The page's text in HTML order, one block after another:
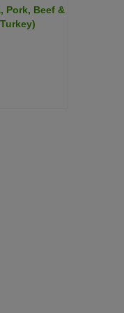
Pork, Beef &